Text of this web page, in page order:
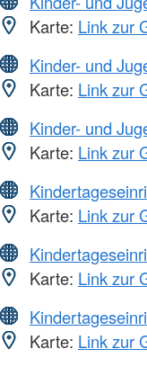
Karte: Link zur
Kinder- und
Karte: Link zur
Kinder- und
Karte: Link zur
Karte: Link zur
Karte: Link zur
Karte: Link zur